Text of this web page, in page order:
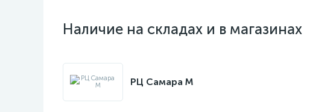
Наличие на складах и в магазинах
РЦ Самара M